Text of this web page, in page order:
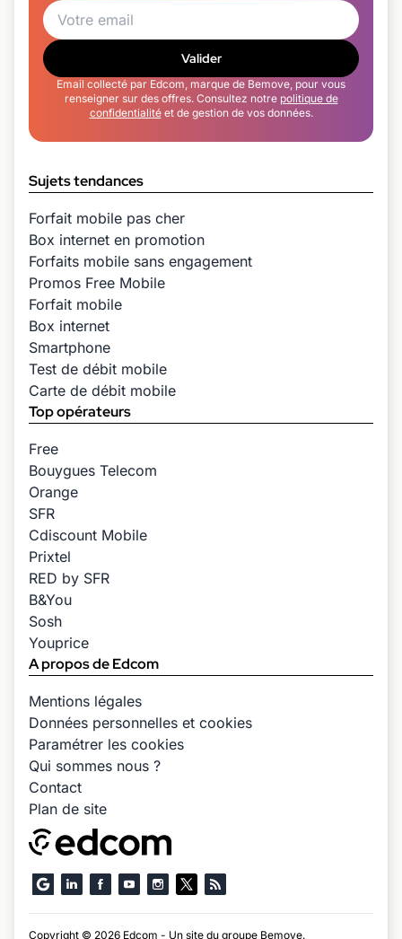
Valider
Email collecté par Edcom, marque de Bemove, pour vous
renseigner sur des offres. Consultez notre politique de
confidentialitéet de gestion de vos données.
Sujets tendances
Forfait mobile pas cher
Box internet en promotion
Forfaits mobile sans engagement
Promos Free Mobile
Forfait mobile
Box internet
Smartphone
Test de débit mobile
Carte de débit mobile
Top opérateurs
Free
Bouygues Telecom
Orange
SFR
Cdiscount Mobile
Prixtel
RED by SFR
B&You
Sosh
Youprice
A propos de Edcom
Mentions légales
Données personnelles et cookies
Paramétrer les cookies
Qui sommes nous ?
Contact
Plan de site
Copyright © 2026 Edcom - Un site du groupe Bemove.